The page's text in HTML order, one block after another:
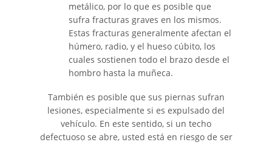
Building Your Case
Filing a Wrongful Death Claim
Statute of Limitations
Recent Results
Testimonials
metálico, por lo que es posible que
sufra fracturas graves en los mismos.
Estas fracturas generalmente afectan el
húmero, radio, y el hueso cúbito, los
cuales sostienen todo el brazo desde el
hombro hasta la muñeca.
También es posible que sus piernas sufran
lesiones, especialmente si es expulsado del
vehículo. En este sentido, si un techo
defectuoso se abre, usted está en riesgo de ser